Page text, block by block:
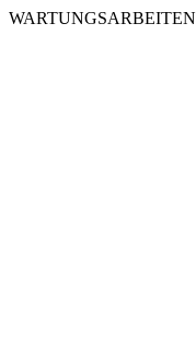
WARTUNGSARBEITEN